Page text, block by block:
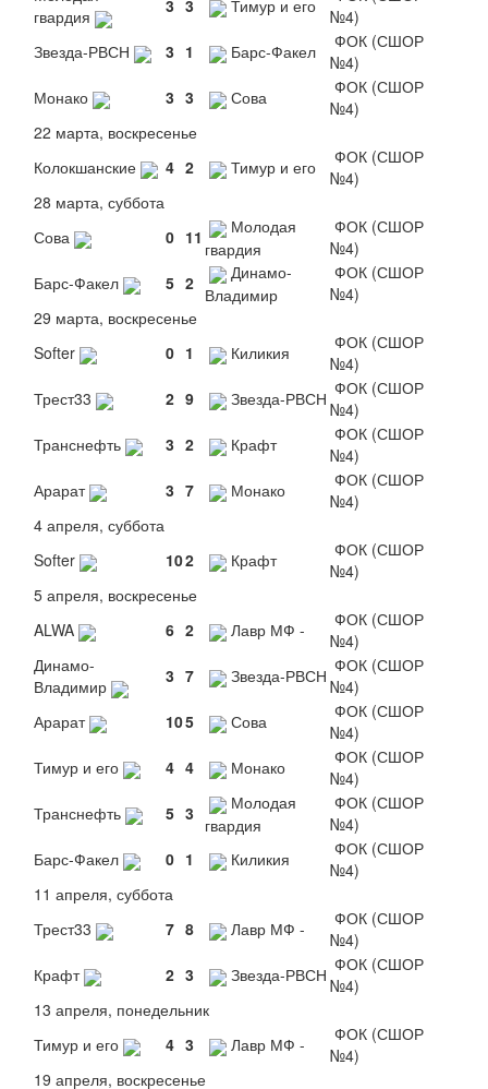
гвардия
3 3 Тимур и его
№4)
Звезда-РВСН
3 1 Барс-Факел
ФОК (СШОР
№4)
Монако
3 3 Сова
ФОК (СШОР
№4)
22 марта, воскресенье
Колокшанские
4 2 Тимур и его
ФОК (СШОР
№4)
28 марта, суббота
Сова
0 11
Молодая
гвардия
ФОК (СШОР
№4)
Барс-Факел
5 2
Динамо-
Владимир
ФОК (СШОР
№4)
29 марта, воскресенье
Softer
0 1 Киликия
ФОК (СШОР
№4)
Трест33
2 9 Звезда-РВСН ФОК (СШОР
№4)
Транснефть
3 2 Крафт
ФОК (СШОР
№4)
Арарат
3 7 Монако
ФОК (СШОР
№4)
4 апреля, суббота
Softer
102 Крафт
ФОК (СШОР
№4)
5 апреля, воскресенье
ALWA
6 2 Лавр МФ -
ФОК (СШОР
№4)
Динамо-
Владимир
3 7 Звезда-РВСН ФОК (СШОР
№4)
Арарат
105 Сова
ФОК (СШОР
№4)
Тимур и его
4 4 Монако
ФОК (СШОР
№4)
Транснефть
5 3
Молодая
гвардия
ФОК (СШОР
№4)
Барс-Факел
0 1 Киликия
ФОК (СШОР
№4)
11 апреля, суббота
Трест33
7 8 Лавр МФ -
ФОК (СШОР
№4)
Крафт
2 3 Звезда-РВСН ФОК (СШОР
№4)
13 апреля, понедельник
Тимур и его
4 3 Лавр МФ -
ФОК (СШОР
№4)
19 апреля, воскресенье